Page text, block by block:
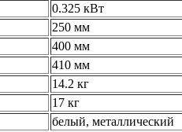
0.325 кВт
250 мм
400 мм
410 мм
14.2 кг
17 кг
белый, металлический